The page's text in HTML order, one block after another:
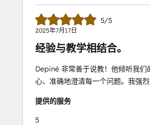
5/5
2025年7月17日
经验与教学相结合。
Depiné 非常善于说教！他倾听我们
心、准确地澄清每一个问题。我强烈
提供的服务
5